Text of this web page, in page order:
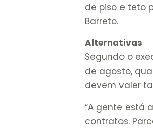
de piso e teto
Barreto.
Alternativas
Segundo o
de agosto,
devem valer
“A gente está
contratos.